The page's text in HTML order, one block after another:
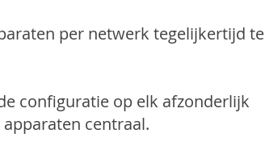
per netwerk tegelijkertijd te
configuratie op elk afzonderlijk
centraal.